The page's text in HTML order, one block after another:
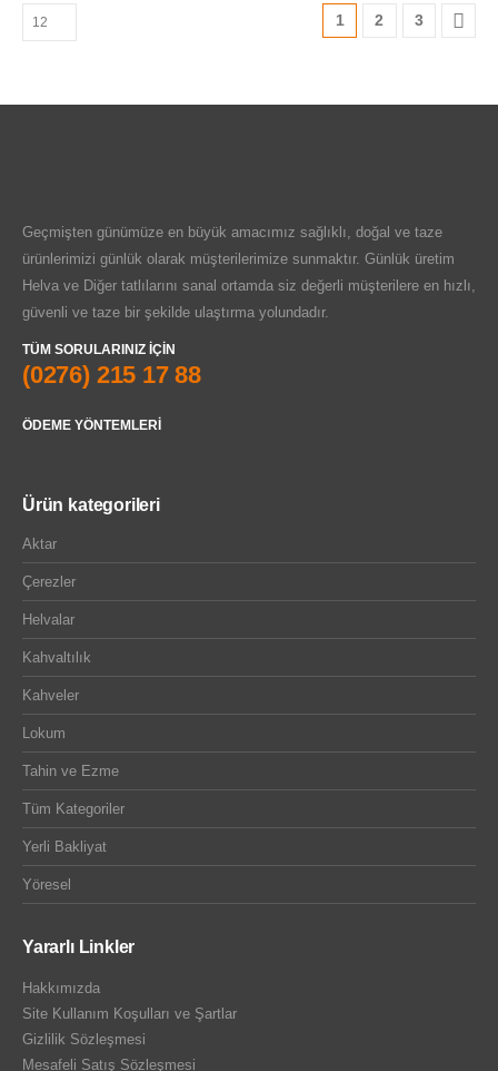
1 2 3
Geçmişten günümüze en büyük amacımız sağlıklı, doğal ve taze
ürünlerimizi günlük olarak müşterilerimize sunmaktır. Günlük üretim
Helva ve Diğer tatlılarını sanal ortamda siz değerli müşterilere en hızlı,
güvenli ve taze bir şekilde ulaştırma yolundadır.
TÜM SORULARINIZ IÇIN
(0276) 215 17 88
ÖDEME YÖNTEMLERI
Ürün kategorileri
Aktar
Çerezler
Helvalar
Kahvaltılık
Kahveler
Lokum
Tahin ve Ezme
Tüm Kategoriler
Yerli Bakliyat
Yöresel
Yararlı Linkler
Hakkımızda
Site Kullanım Koşulları ve Şartlar
Gizlilik Sözleşmesi
Mesafeli Satış Sözleşmesi